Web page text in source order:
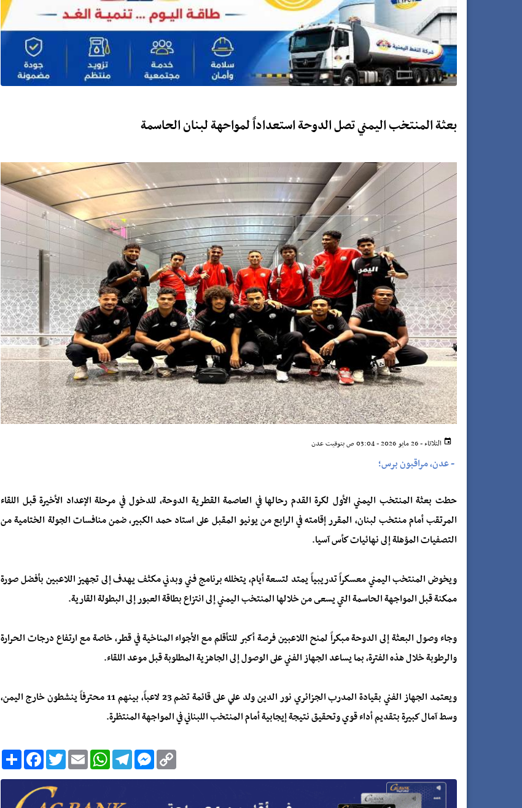
بعثة المنتخب اليمني تصل الدوحة استعداداً لمواحهة لبنان الحاسمة
الثلاثاء - 26 مايو 2026 - 03:04 ص بتوقيت عدن
-عدن، مراقبون برس؛
حطت بعثة المنتخب اليمني الأول لكرة القدم رحالها في العاصمة القطرية الدوحة، للدخول في مرحلة الإعداد الأخيرة قبل اللقاء
المرتقب أمام منتخب لبنان، المقرر إقامته في الرابع من يونيو المقبل على استاد حمد الكبير، ضمن منافسات الجولة الختامية من
التصفيات المؤهلة إلى نهائيات كأس آسيا.
ويخوض المنتخب اليمني معسكراً تدريبياً يمتد لتسعة أيام، يتخلله برنامج فني وبدني مكثف يهدف إلى تجهيز اللاعبين بأفضل صورة
ممكنة قبل المواجهة الحاسمة التي يسعى من خلالها المنتخب اليمني إلى انتزاع بطاقة العبور إلى البطولة القارية.
وجاء وصول البعثة إلى الدوحة مبكراً لمنح اللاعبين فرصة أكبر للتأقلم مع الأجواء المناخية في قطر، خاصة مع ارتفاع درجات الحرارة
والرطوبة خلال هذه الفترة، بما يساعد الجهاز الفني على الوصول إلى الجاهزية المطلوبة قبل موعد اللقاء.
ويعتمد الجهاز الفني بقيادة المدرب الجزائري نور الدين ولد علي على قائمة تضم 23 لاعباً، بينهم 11 محترفاً ينشطون خارج اليمن،
وسط آمال كبيرة بتقديم أداء قوي وتحقيق نتيجة إيجابية أمام المنتخب اللبناني في المواجهة المنتظرة.
ا
ن
ش
ر
F
a
c
e
b
o
T
w
i
t
e
E
m
a
i
W
h
a
t
A
T
e
l
e
M
e
s
s
C
o
p
y
i